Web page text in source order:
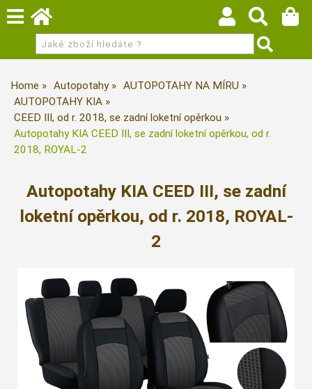
Home Autopotahy
AUTOPOTAHY NA MÍRU
AUTOPOTAHY KIA
CEED III, od r. 2018, se zadní loketní opěrkou
Autopotahy KIA CEED III, se zadní loketní opěrkou, od r.
2018, ROYAL-2
Autopotahy KIA CEED III, se zadní
loketní opěrkou, od r. 2018, ROYAL-
2